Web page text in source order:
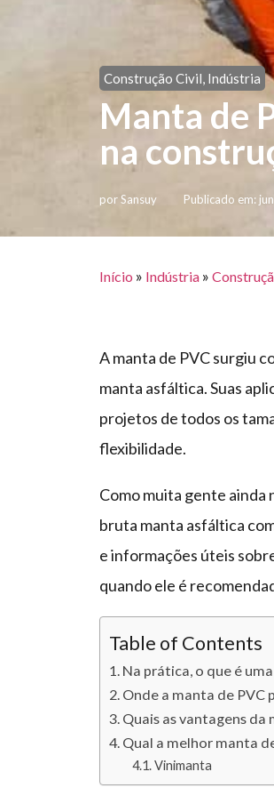
Construção Civil, Indústria
Manta de
na
porSansuy Publicado em:
Início » Indústria »
A manta de PVC surgiu
manta asfáltica. Suas
projetos de todos os
flexibilidade.
Como muita gente ainda
bruta manta asfáltica
e informações úteis
quando ele é
Table of Contents
Na prática, o que é
Onde a manta de PVC
Quais as vantagens da
Qual a melhor manta
Vinimanta